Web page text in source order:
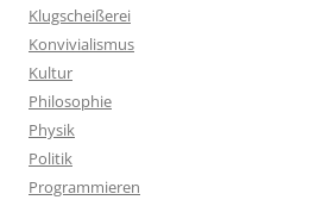
Klugscheißerei
Konvivialismus
Kultur
Philosophie
Physik
Politik
Programmieren